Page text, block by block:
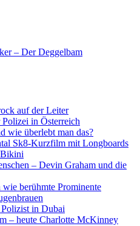
– Der Deggelbam
auf der Leiter
in Österreich
wie überlebt man das?
Sk8-Kurzfilm mit Longboards
Bikini
– Devin Graham und die
wie berühmte Prominente
in Dubai
– heute Charlotte McKinney